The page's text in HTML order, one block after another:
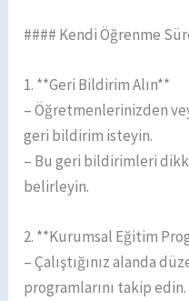
#### Kendi Öğrenme
1. **Geri Bildirim Alın**
– Öğretmenlerinizden
geri bildirim isteyin.
– Bu geri bildirimleri
belirleyin.
2. **Kurumsal Eğitim
– Çalıştığınız alanda
programlarını takip edin.